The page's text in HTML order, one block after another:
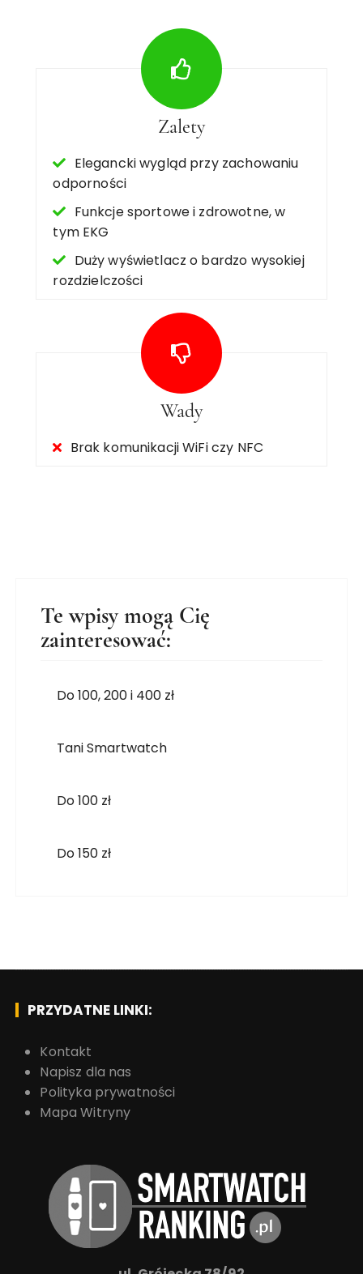
Zalety
Elegancki wygląd przy zachowaniu
odporności
Funkcje sportowe i zdrowotne, w
tym EKG
Duży wyświetlacz o bardzo wysokiej
rozdzielczości
Wady
Brak komunikacji WiFi czy NFC
Te wpisy mogą Cię
zainteresować:
Do 100, 200 i 400 zł
Tani Smartwatch
Do 100 zł
Do 150 zł
PRZYDATNE LINKI:
Kontakt
Napisz dla nas
Polityka prywatności
Mapa Witryny